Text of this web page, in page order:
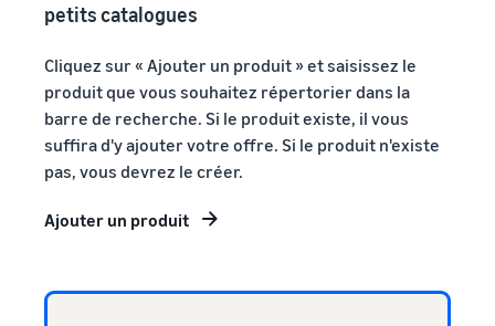
petits catalogues
Cliquez sur « Ajouter un produit » et saisissez le
produit que vous souhaitez répertorier dans la
barre de recherche. Si le produit existe, il vous
suffira d'y ajouter votre offre. Si le produit n'existe
pas, vous devrez le créer.
Ajouter un produit